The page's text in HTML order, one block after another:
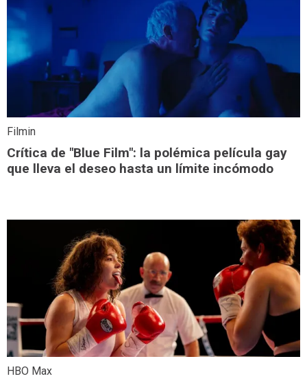
Filmin
Crítica de "Blue Film": la polémica película gay
que lleva el deseo hasta un límite incómodo
HBO Max